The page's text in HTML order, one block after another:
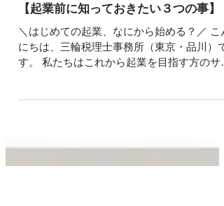
【起業前に知っておきたい３つの事】
＼はじめての起業、なにから始める？／ こん
にちは、三輪税理士事務所（東京・品川）で
ートに力を入れています。